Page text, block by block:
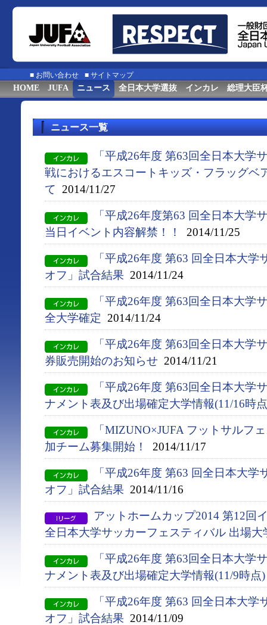
■ お問い合わせ ■ サイトマップ
HOME JUFA ニュース 全日本大学選抜 インカレ 総理大臣
ニュース一覧
「平成26年度 第63回全日本大学
戦におけるエスコートキッズ・フラッグベ
て 2014/11/27
「平成26年度第63 回全日本大学
当日イベント内容解禁！！
2014/11/25
「平成26年度 第63 回全日本大
オフ」試合結果 2014/11/24
「平成26年度 第63回全日本大学
全大学確定 2014/11/24
「平成26年度 第63回全日本大学
券販売開始のお知らせ 2014/11/21
「平成26年度 第63回全日本大学
ナメント表及び出場確定大学情報(11/16時
「MIZUNO×JUFA フットサルフ
加チーム募集開始！
2014/11/17
「平成26年度 第63 回全日本大
オフ」試合結果 2014/11/16
アットホームカップ2014 第12回
全日本大学サッカーフェスティバル 出場大
「平成26年度 第63回全日本大学
ナメント表及び出場確定大学情報(11/9時点)
「平成26年度 第63 回全日本大
オフ」試合結果 2014/11/09